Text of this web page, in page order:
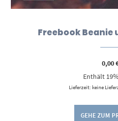
Freebook Beanie
0,00
Enthält
Lieferzeit: keine
GEHE ZUM